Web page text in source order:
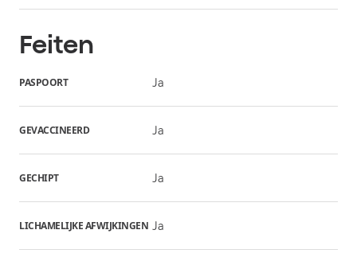
Feiten
PASPOORT Ja
GEVACCINEERD Ja
GECHIPT Ja
LICHAMELIJKE AFWIJKINGEN Ja